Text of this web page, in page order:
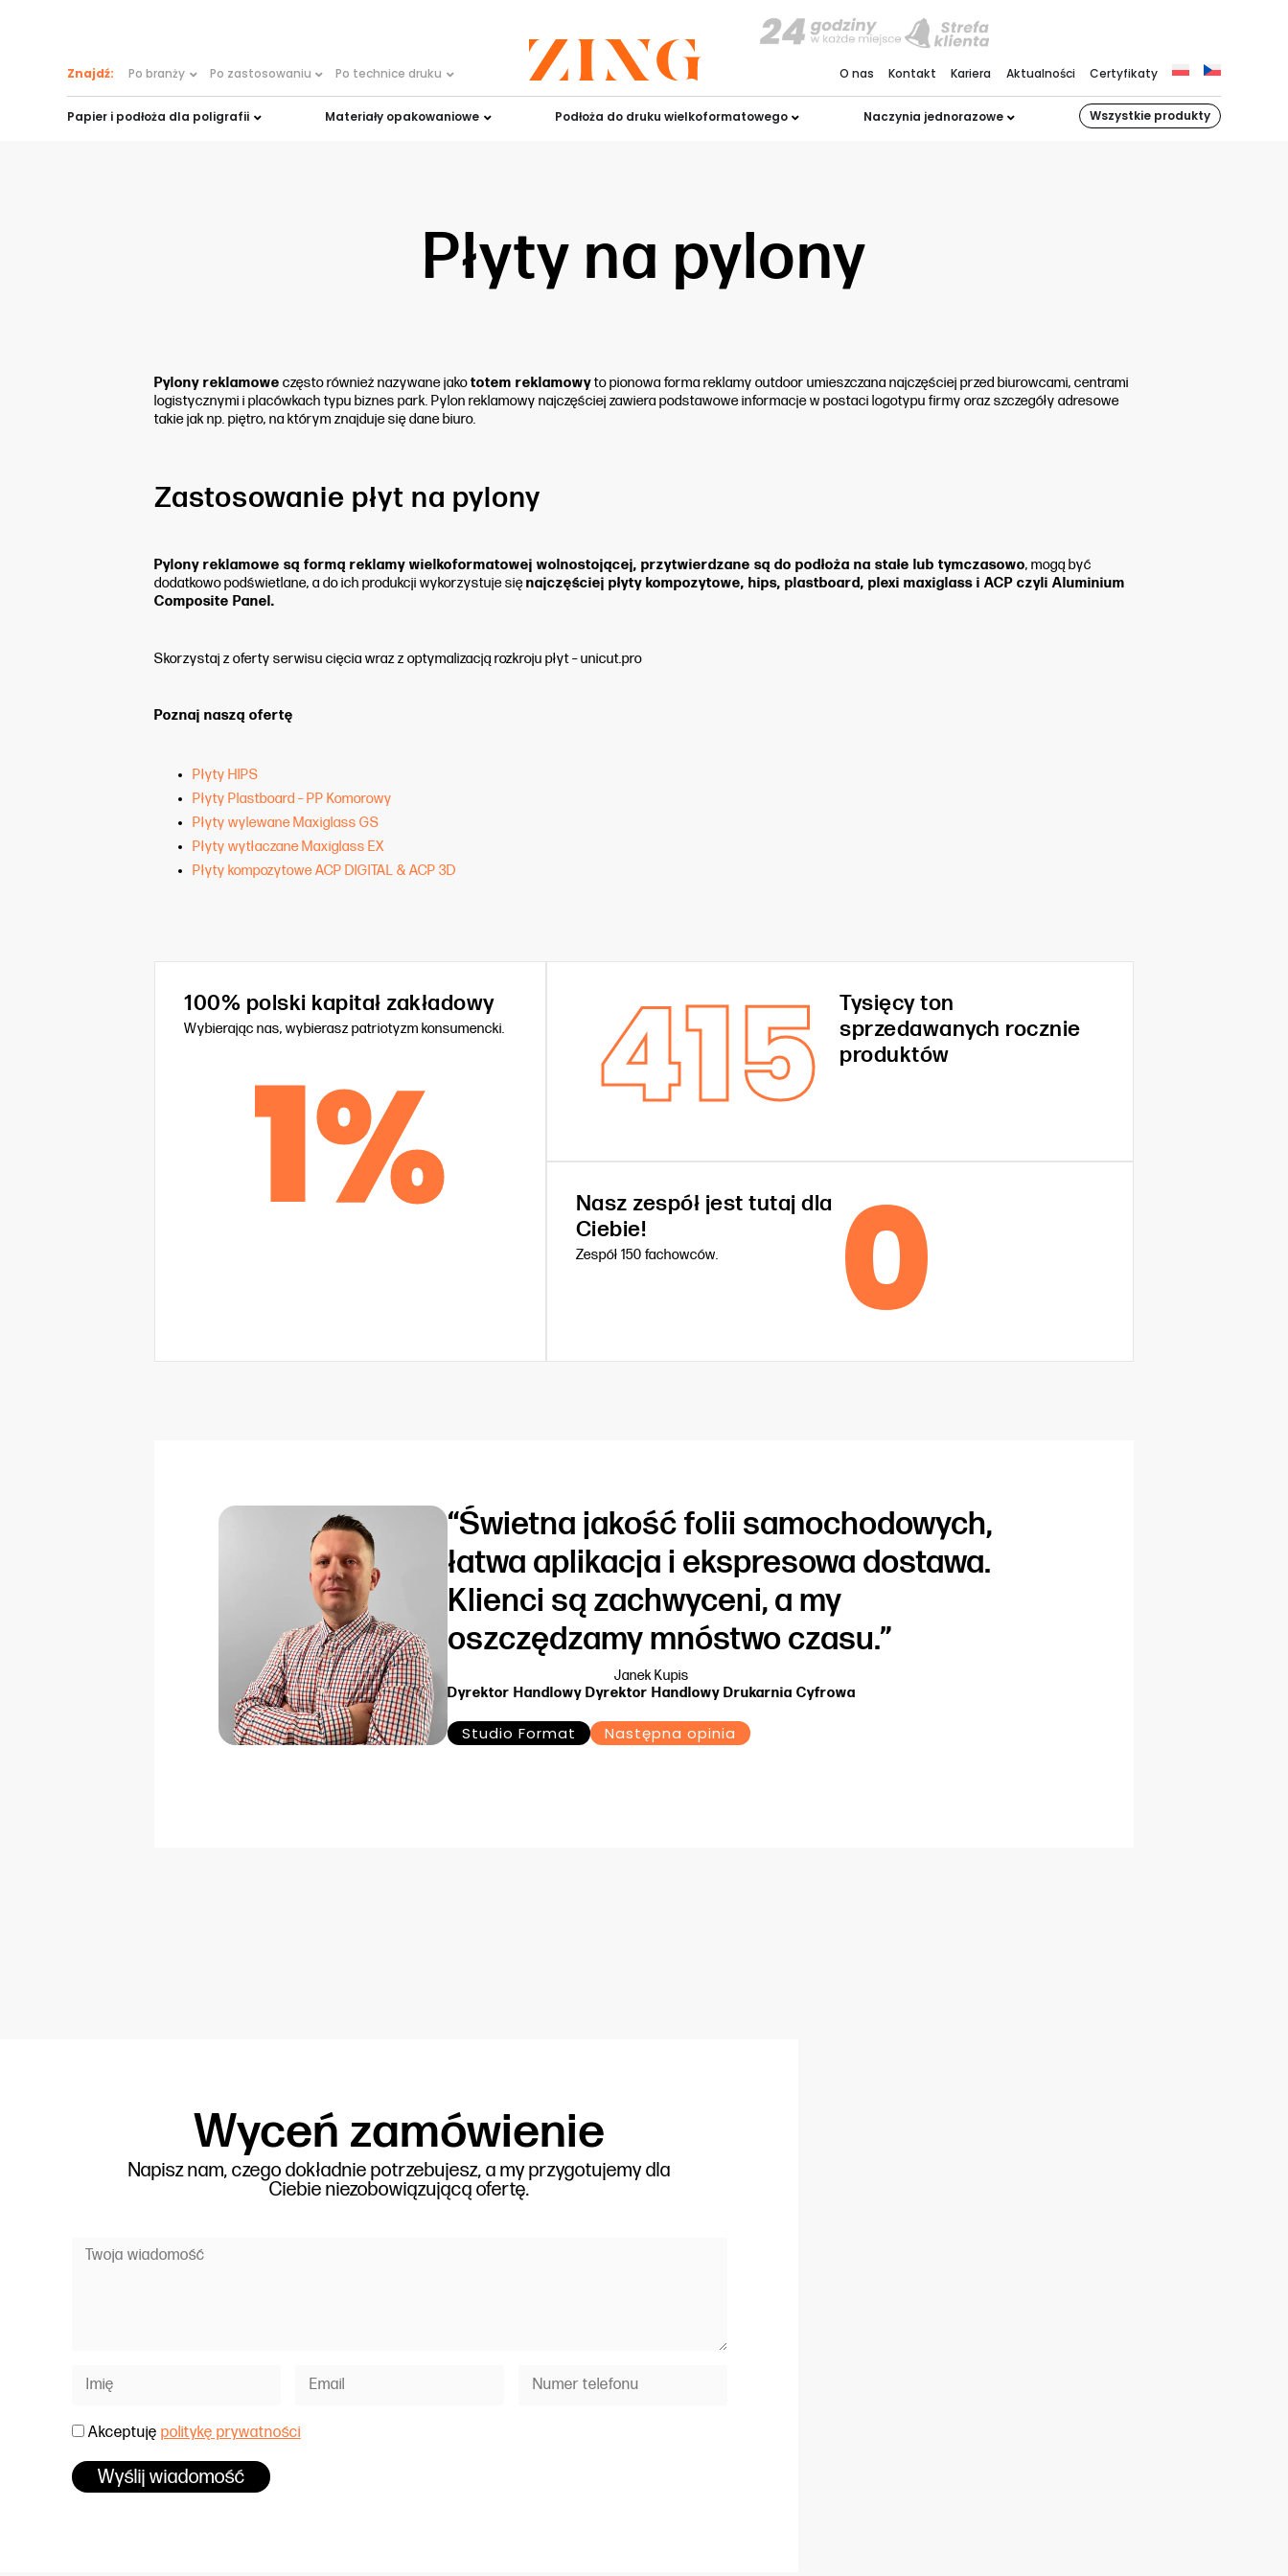
Papier i podłoża dla poligrafii Materiały opakowaniowe Podłoża do druku wielkoformatowego Naczynia jednorazowe Wszystkie produkty
Znajdź: Po branży Po zastosowaniu Po technice druku O nas Kontakt Kariera Aktualności Certyfikaty
Płyty na pylony
Pylony reklamowe często również nazywane jakototem reklamowyto pionowa forma reklamy outdoor umieszczana najczęściej przed biurowcami, centrami
logistycznymi i placówkach typu biznes park. Pylon reklamowy najczęściej zawiera podstawowe informacje w postaci logotypu firmy oraz szczegóły adresowe
takie jak np. piętro, na którym znajduje się dane biuro.
Zastosowanie płyt na pylony
Pylony reklamowe są formą reklamy wielkoformatowej wolnostojącej, przytwierdzane są do podłoża na stałe lub tymczasowo, mogą być
dodatkowo podświetlane, a do ich produkcji wykorzystuje sięnajczęściej płyty kompozytowe, hips, plastboard, plexi maxiglass i ACP czyli Aluminium
Composite Panel.
Skorzystaj z oferty serwisu cięcia wraz z optymalizacją rozkroju płyt – unicut.pro
Poznaj naszą ofertę
Płyty HIPS
Płyty Plastboard – PP Komorowy
Płyty wylewane Maxiglass GS
Płyty wytłaczane Maxiglass EX
Płyty kompozytowe ACP DIGITAL & ACP 3D
100% polski kapitał zakładowy
Wybierając nas, wybierasz patriotyzm konsumencki.
1% 415
Tysięcy ton
sprzedawanych rocznie
produktów
Nasz zespół jest tutaj dla
Ciebie!
Zespół 150 fachowców. 0
“Świetna jakość folii samochodowych,
łatwa aplikacja i ekspresowa dostawa.
Klienci są zachwyceni, a my
oszczędzamy mnóstwo czasu.”
Janek Kupis
Dyrektor Handlowy Dyrektor Handlowy Drukarnia Cyfrowa
Studio Format Następna opinia
Wyceń zamówienie
Napisz nam, czego dokładnie potrzebujesz, a my przygotujemy dla
Ciebie niezobowiązującą ofertę.
Akceptuję politykę prywatności
Wyślij wiadomość